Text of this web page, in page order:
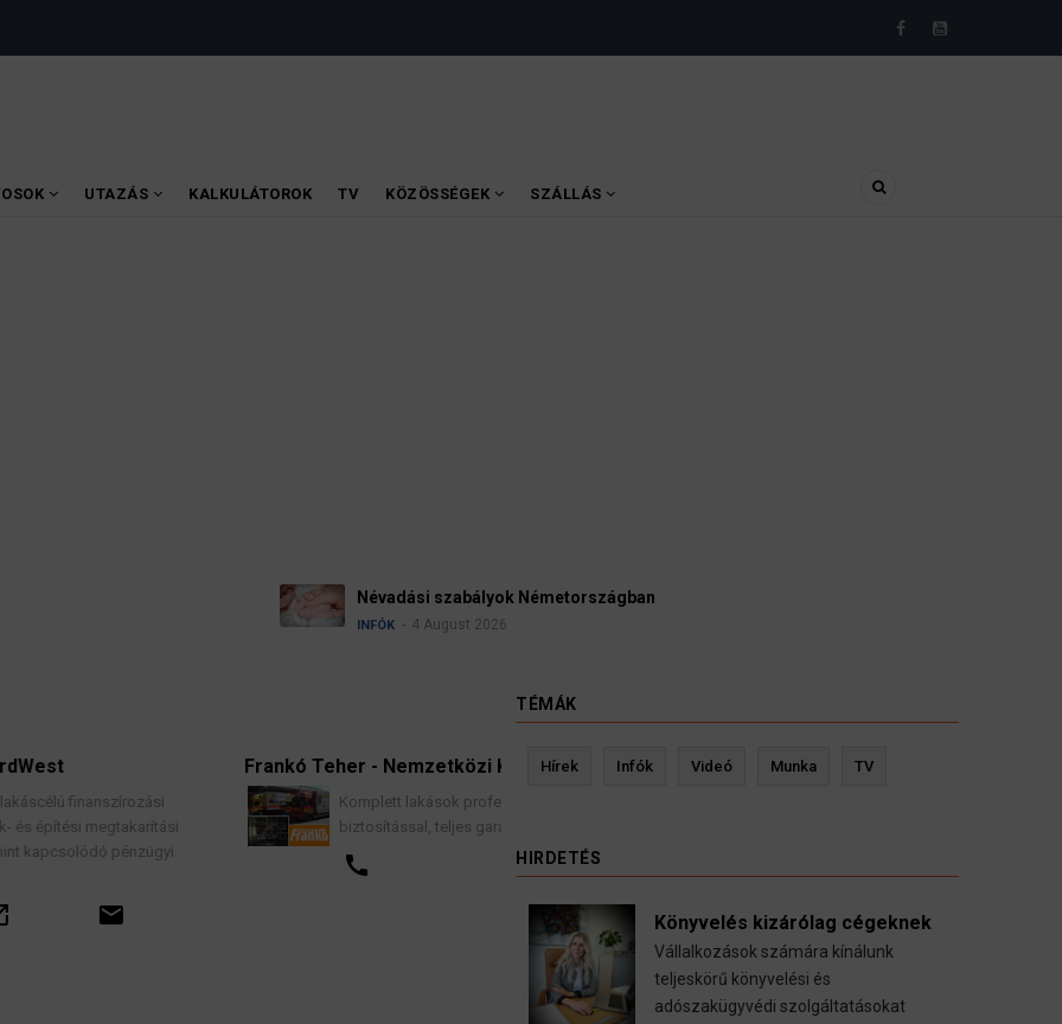
UTAZÁS KALKULÁTOROK TV KÖZÖSSÉGEK SZÁLLÁS
Ügyvédek, bírák és ügyészek szerint a német politikának mielőbb meg
kellene vizsgálnia egy pártbetiltási eljárás elindítását.
Frankó Teher - Nemzetközi Költöztetés
Komplett lakások professzionális költöztetése
biztosítással, teljes garancia vállalással.
call email
Kevin Ressler biztosítási szakértő
TÉMÁK
Hírek Infók Videó Munka TV
HIRDETÉS
Könyvelés kizárólag cégeknek
Vállalkozások számára kínálunk
teljeskörű könyvelési és
adószakügyvédi szolgáltatásokat